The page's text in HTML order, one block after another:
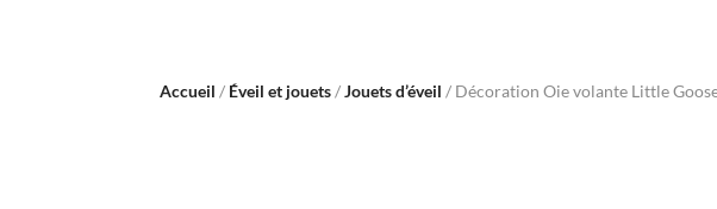
Accueil / Éveil et jouets/Jouets d’éveil / Décoration Oie volante Little